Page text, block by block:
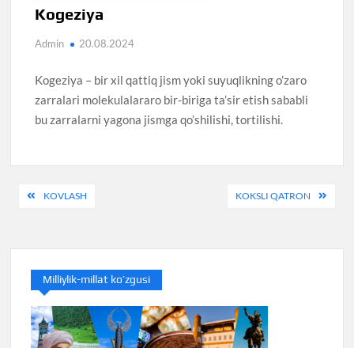
Kogeziya
Admin 20.08.2024
Kogeziya – bir xil qattiq jism yoki suyuqlikning o’zaro
zarralari molekulalararo bir-biriga ta’sir etish sababli
bu zarralarni yagona jismga qo’shilishi, tortilishi.
PostKOVLASH KOKSLI QATRON
Milliylik-millat ko’zgusi